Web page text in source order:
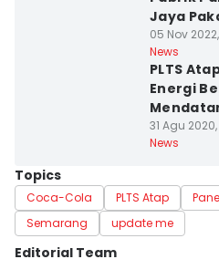
Jaya
05 Nov
News
PLTS
Energi
31 Agu
News
Topics
Coca-Cola PLTS Atap
Semarang
update me
Editorial Team